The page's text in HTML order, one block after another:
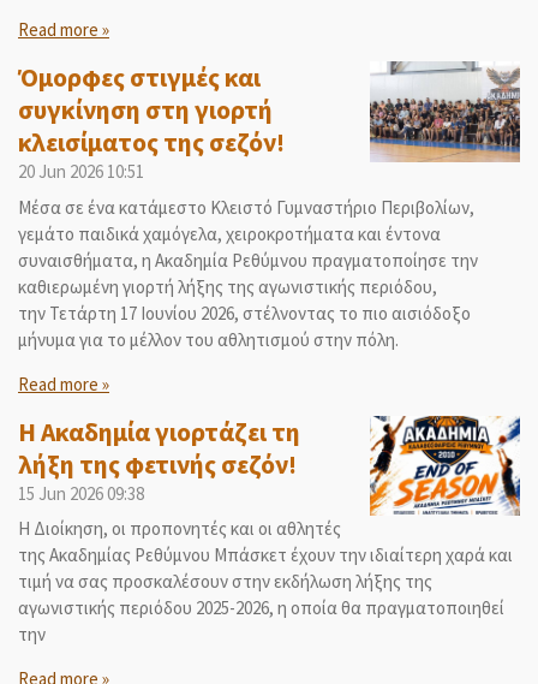
Read more »
Όμορφες στιγμές και
συγκίνηση στη γιορτή
κλεισίματος της σεζόν!
20 Jun 2026 10:51
Μέσα σε ένα κατάμεστο Κλειστό Γυμναστήριο Περιβολίων,
γεμάτο παιδικά χαμόγελα, χειροκροτήματα και έντονα
συναισθήματα, η Ακαδημία Ρεθύμνου πραγματοποίησε την
καθιερωμένη γιορτή λήξης της αγωνιστικής περιόδου,
την Τετάρτη 17 Ιουνίου 2026, στέλνοντας το πιο αισιόδοξο
μήνυμα για το μέλλον του αθλητισμού στην πόλη.
Read more »
Η Ακαδημία γιορτάζει τη
λήξη της φετινής σεζόν!
15 Jun 202609:38
Η Διοίκηση, οι προπονητές και οι αθλητές
της Ακαδημίας Ρεθύμνου Μπάσκετ έχουν την ιδιαίτερη χαρά και
τιμή να σας προσκαλέσουν στην εκδήλωση λήξης της
αγωνιστικής περιόδου 2025-2026, η οποία θα πραγματοποιηθεί
την
Read more »